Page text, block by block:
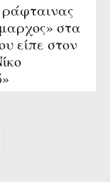
ράφταινας
στα
είπε στον